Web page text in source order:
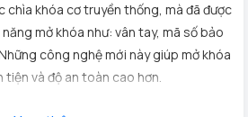
chìa khóa cơ truyền thống, mà đã được
mở khóa như: vân tay, mã số bảo
công nghệ mới này giúp mở khóa
và độ an toàn cao hơn.